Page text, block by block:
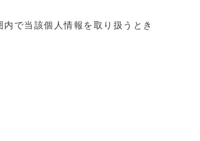
で当該個人情報を取り扱うとき